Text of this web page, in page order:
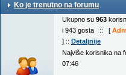
Ko je trenutno na forumu
Ukupno su 963
i 943 gosta :: [
] :: Detaljnije
Najviše korisnika na
07:46